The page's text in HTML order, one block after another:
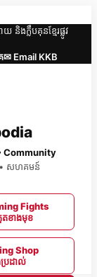
ងក្លឹបគុនខ្មែរផ្លូវ
✉ Email KKB
Community
• សហគមន៍
Fights
តខាងមុខ
Shop
រដាល់